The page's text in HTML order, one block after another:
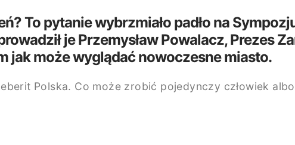
To pytanie wybrzmiało padło na
je Przemysław Powalacz, Prezes
jak może wyglądać nowoczesne miasto.
Polska. Co może zrobić pojedynczy człowiek